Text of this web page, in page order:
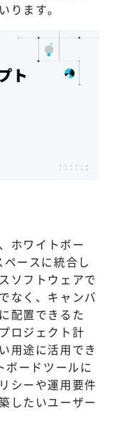
ります。
ホワイトボー
ペースに統合し
ソフトウェアで
なく、キャンバ
配置できるた
ロジェクト計
用途に活用でき
ボードツールに
シーや運用要件
したいユーザー